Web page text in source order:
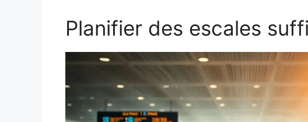
Planifier des escales